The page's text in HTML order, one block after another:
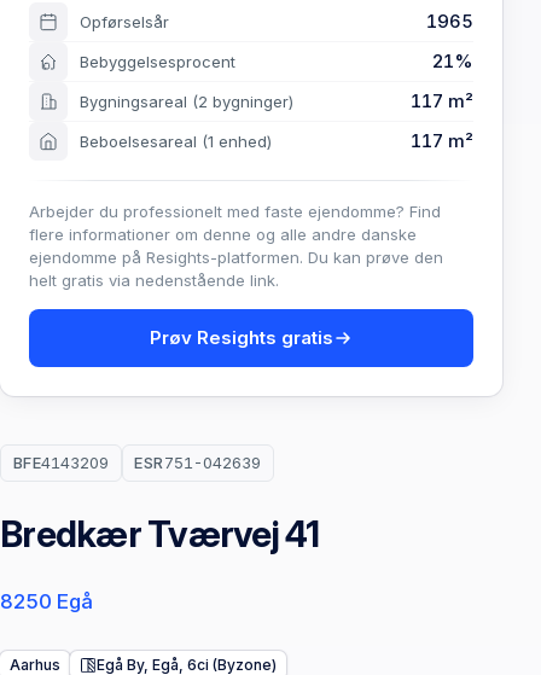
BFE4143209 ESR751-042639
Bredkær Tværvej 41
8250 Egå
Aarhus
Egå By, Egå, 6ci (Byzone)
Opførselsår 1965
Bebyggelsesprocent 21%
Bygningsareal (2 bygninger) 117 m²
Beboelsesareal (1 enhed) 117 m²
Arbejder du professionelt med faste ejendomme? Find
flere informationer om denne og alle andre danske
ejendomme på Resights-platformen. Du kan prøve den
helt gratis via nedenstående link.
Prøv Resights gratis